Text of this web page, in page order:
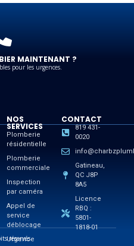
MAINTENANT ?
pour les urgences.
NOS
SERVICES
Plomberie
résidentielle
Plomberie
commerciale
Inspection
par caméra
Appel de
service
déblocage
Urgence
CONTACT
819 431-
0020
Gatineau,
QC J8P
8A5
Licence
RBQ :
5801-
1818-01
réservés.